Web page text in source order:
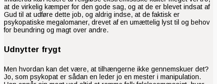
at de virkelig kæmper for den gode sag, og at de er blevet indsat af
Gud til at udføre dette job, og aldrig indse, at de faktisk er
psykopatiske megalomaner, drevet af en umættelig lyst til og behov
for beundring og magt over andre.
Udnytter frygt
Men hvordan kan det være, at tilhængerne ikke gennemskuer det?
Jo, som psykopat er sådan en leder jo en mester i manipulation.